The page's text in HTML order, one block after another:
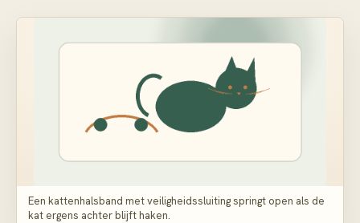
Een kattenhalsband met veiligheidssluiting springt open als de
kat ergens achter blijft haken.